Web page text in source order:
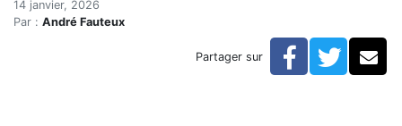
Accueil
Articles
Corvée d’écoconception personnalisée pour
Corvée d’écoconception
14 janvier, 2026
Par : André Fauteux
Partager sur Facebook